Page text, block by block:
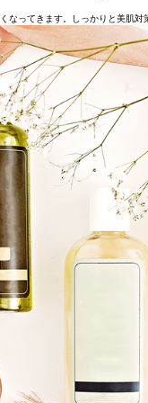
なってきます。しっかりと美肌対